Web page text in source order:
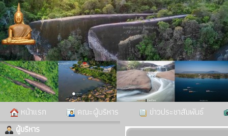
หน้าแรก คณะผู้บริหาร ข่าวประชาสัมพันธ์
ผู้บริหาร